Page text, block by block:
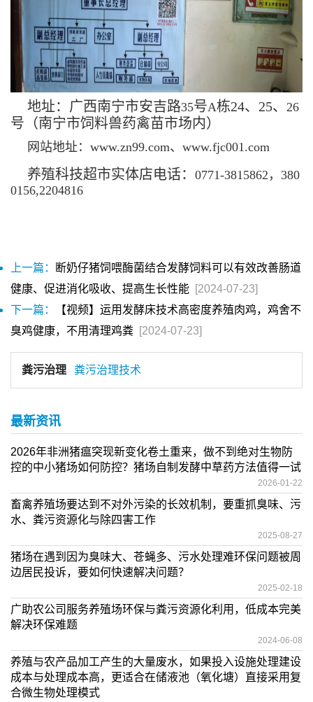
地址：广西南宁市安吉路35号A栋24、25、 26
号（南宁市饲料兽药禽苗市场内）
网站地址：www.zn99.com、www.fjc001.com
养殖科技超市实体店电话： 0771-3815862，380
0156,2204816
上一篇：
断奶仔猪饲喂酶菌结合发酵饲料可以有效改善肠道
健康、促进消化吸收、提高生长性能 [2024-07-23]
下一篇：
【视频】运用发酵床技术高密度养殖肉鸡，鸡舍不
臭鸡健康，不用清理鸡粪 [2024-07-23]
粪污治理 粪污治理技术
最新资讯
2026年非洲猪瘟突现新变化卷土重来，做不到绝对生物防
控的中小猪场如何防控？猪场自制发酵中草药方法值得一试
2026-01-22
畜禽养殖场要达到不对外污染的长效机制，要重抓臭味、污
水、粪污资源化与除四害工作
2025-08-27
猪场在遇到因为臭味大、苍蝇多、污水处理难环保问题被周
边居民投诉，要如何快速解决问题？
2025-02-18
广助农公司服务养殖场环保与粪污资源化利用，低成本完美
解决环保难题
2024-06-08
养殖与农产品加工产生的大量废水，如果投入设施处理建设
成本与处理成本高，更适合在储液池（氧化塘）直接采用复
合微生物处理模式